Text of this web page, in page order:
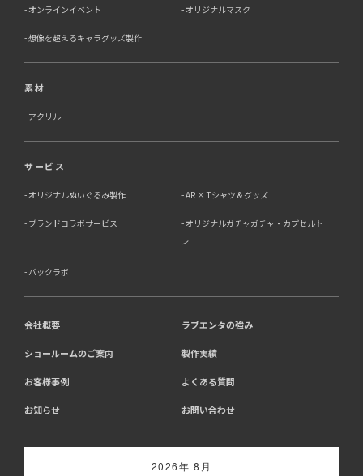
オンラインイベント オリジナルマスク
想像を超えるキャラグッズ製作
素材
アクリル
サービス
オリジナルぬいぐるみ製作 AR × Tシャツ & グッズ
ブランドコラボサービス
オリジナルガチャガチャ・カプセルト
イ
バックラボ
会社概要 ラブエンタの強み
ショールームのご案内 製作実績
お客様事例 よくある質問
お知らせ お問い合わせ
2026年 8月